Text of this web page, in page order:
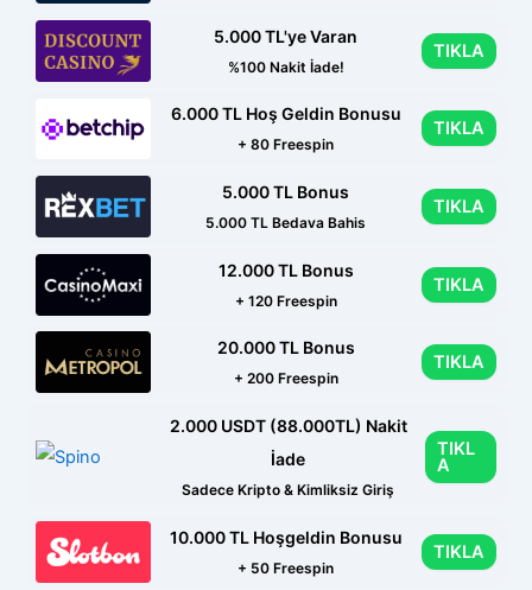
5.000 TL'ye Varan
%100 Nakit İade!
TIKLA
6.000 TL Hoş Geldin Bonusu
+ 80 Freespin
TIKLA
5.000 TL Bonus
5.000 TL Bedava Bahis
TIKLA
12.000 TL Bonus
+ 120 Freespin
TIKLA
20.000 TL Bonus
+ 200 Freespin
TIKLA
2.000 USDT (88.000TL) Nakit
İade
Sadece Kripto & Kimliksiz Giriş
TIKL
A
10.000 TL Hoşgeldin Bonusu
+ 50 Freespin
TIKLA